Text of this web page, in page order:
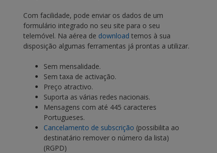
Com facilidade, pode enviar os dados de um
formulário integrado no seu site para o seu
telemóvel. Na aérea de download temos à sua
disposição algumas ferramentas já prontas a utilizar.
Sem mensalidade.
Sem taxa de activação.
Preço atractivo.
Suporta as várias redes nacionais.
Mensagens com até 445 caracteres
Portugueses.
Cancelamento de subscrição (possibilita ao
destinatário remover o número da lista)
(RGPD)